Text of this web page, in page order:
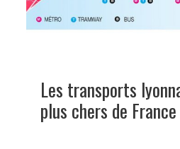
Les transports
plus chers de France